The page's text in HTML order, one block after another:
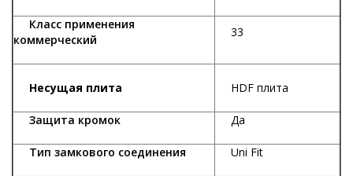
Класс применения
коммерческий
33
Несущая плита HDF плита
Защита кромок Да
Тип замкового соединения Uni Fit